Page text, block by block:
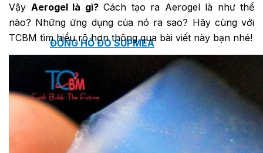
ĐỒNG HỒ ĐO SUPMEA
BTU METER
ĐỒNG HỒ ĐO LƯU LƯỢNG LDG-SUP
CẢM BIẾN NHIỆT ĐỘ SUP-WZPK
LƯU LƯỢNG KẾ ĐIỆN TỪ LDGC-SUP
ỐNG MỀM NỐI ĐẦU PHUN SPRINKLER
Vậy Aerogel là gì?Cách tạo ra Aerogel là như thế
nào? Những ứng dụng của nó ra sao? Hãy cùng với
TCBM tìm hiểu rõ hơn thông qua bài viết này bạn nhé!